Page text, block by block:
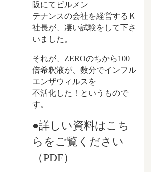
阪にてビルメン
テナンスの会社を経営するＫ
社長が、凄い試験をして下さ
いました。
それが、ZEROのちから100
倍希釈液が、数分でインフル
エンザウィルスを
不活化した！というもので
す。
●詳しい資料はこち
らをご覧ください
（PDF）